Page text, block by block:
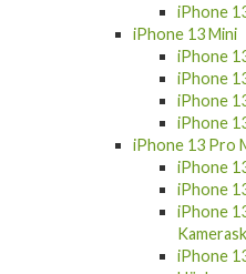
iPhone
iPhone 13 Mini
iPhone
iPhone
iPhone
iPhone
iPhone 13 Pro
iPhone
iPhone
iPhone
iPhone